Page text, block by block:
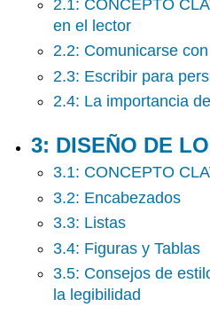
DOCUMENTAR
EN
ESTILO
COMÚN
8:
Presentaciones
orales
y
visuales
2.1: CONCEPTO
en el lector
2.2: Comunicarse
2.3: Escribir para
2.4: La importancia
3: DISEÑO DE
3.1: CONCEPTO
3.2: Encabezados
3.3: Listas
3.4: Figuras y Tablas
3.5: Consejos de
la legibilidad